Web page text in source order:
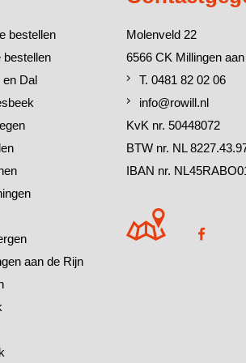
bestellen
bestellen
en Dal
aan de Rijn
Molenveld 22
6566 CK Millingen
T. 0481 82 02 06
info@rowill.nl
KvK nr. 50448072
BTW nr. NL
IBAN nr.